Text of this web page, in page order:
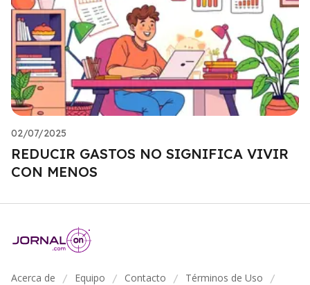
02/07/2025
REDUCIR GASTOS NO SIGNIFICA VIVIR
CON MENOS
Acerca de / Equipo / Contacto / Términos de Uso /